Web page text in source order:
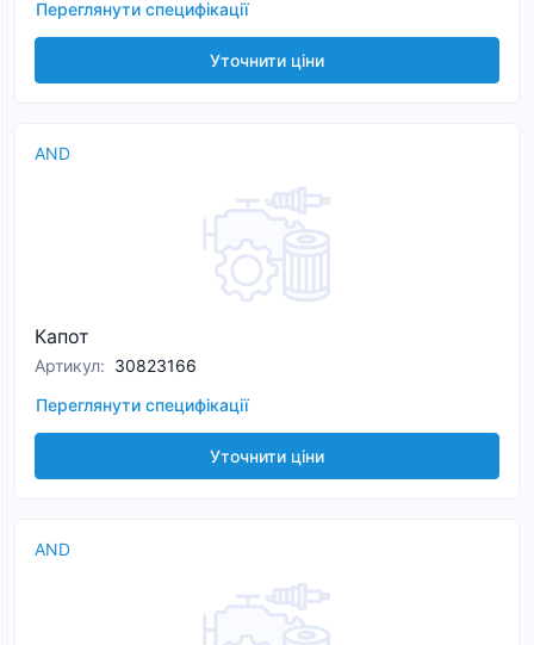
Переглянути специфікації
Уточнити ціни
AND
Капот
Артикул: 30823166
Переглянути специфікації
Уточнити ціни
AND